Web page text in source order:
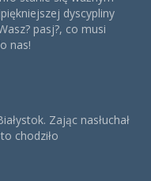
dyscypliny
pasj?, co musi
nas!
Zając nasłuchał
chodziło